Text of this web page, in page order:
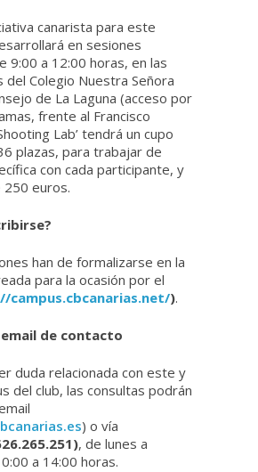
canarista para este
en sesiones
9:00 a 12:00 horas, en las
del Colegio Nuestra Señora
de La Laguna (acceso por
frente al Francisco
Lab’ tendrá un cupo
plazas, para trabajar de
con cada participante, y
250 euros.
han de formalizarse en la
para la ocasión por el
campus.cbcanarias.net/).
de contacto
duda relacionada con este y
del club, las consultas podrán
) o vía
, de lunes a
a 14:00 horas.